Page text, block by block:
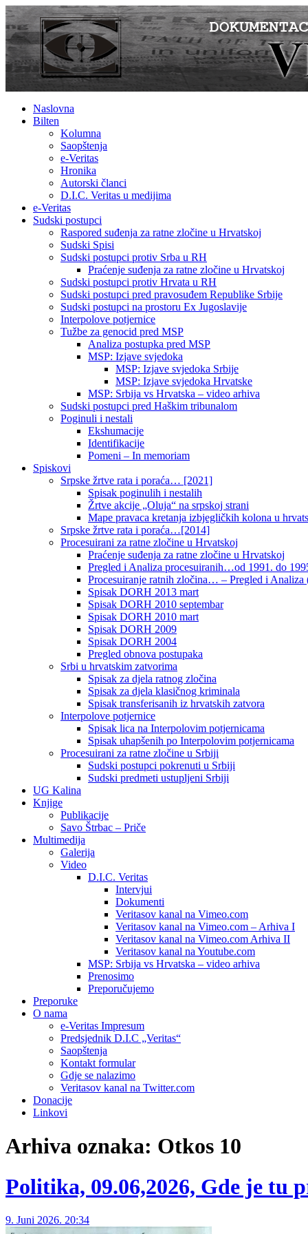
Naslovna
Bilten
Kolumna
Saopštenja
e-Veritas
Hronika
Autorski članci
D.I.C. Veritas u medijima
e-Veritas
Sudski postupci
Raspored suđenja za ratne zločine u Hrvatskoj
Sudski Spisi
Sudski postupci protiv Srba u RH
Praćenje suđenja za ratne zločine u Hrvatskoj
Sudski postupci protiv Hrvata u RH
Sudski postupci pred pravosuđem Republike Srbije
Sudski postupci na prostoru Ex Jugoslavije
Interpolove potjernice
Tužbe za genocid pred MSP
Analiza postupka pred MSP
MSP: Izjave svjedoka
MSP: Izjave svjedoka Srbije
MSP: Izjave svjedoka Hrvatske
MSP: Srbija vs Hrvatska – video arhiva
Sudski postupci pred Haškim tribunalom
Poginuli i nestali
Ekshumacije
Identifikacije
Pomeni – In memoriam
Spiskovi
Srpske žrtve rata i poraća… [2021]
Spisak poginulih i nestalih
Žrtve akcije „Oluja“ na srpskoj strani
Mape pravaca kretanja izbjegličkih kolona u
Srpske žrtve rata i poraća…[2014]
Procesuirani za ratne zločine u Hrvatskoj
Praćenje suđenja za ratne zločine u Hrvatskoj
Pregled i Analiza procesuiranih…od 1991. do
Procesuiranje ratnih zločina… – Pregled i Analiza
Spisak DORH 2013 mart
Spisak DORH 2010 septembar
Spisak DORH 2010 mart
Spisak DORH 2009
Spisak DORH 2004
Pregled obnova postupaka
Srbi u hrvatskim zatvorima
Spisak za djela ratnog zločina
Spisak za djela klasičnog kriminala
Spisak transferisanih iz hrvatskih zatvora
Interpolove potjernice
Spisak lica na Interpolovim potjernicama
Spisak uhapšenih po Interpolovim potjernicama
Procesuirani za ratne zločine u Srbiji
Sudski postupci pokrenuti u Srbiji
Sudski predmeti ustupljeni Srbiji
UG Kalina
Knjige
Publikacije
Savo Štrbac – Priče
Multimedija
Galerija
Video
D.I.C. Veritas
Intervjui
Dokumenti
Veritasov kanal na Vimeo.com
Veritasov kanal na Vimeo.com – Arhiva I
Veritasov kanal na Vimeo.com Arhiva II
Veritasov kanal na Youtube.com
MSP: Srbija vs Hrvatska – video arhiva
Prenosimo
Preporučujemo
Preporuke
O nama
e-Veritas Impresum
Predsjednik D.I.C „Veritas“
Saopštenja
Kontakt formular
Gdje se nalazimo
Veritasov kanal na Twitter.com
Donacije
Linkovi
Arhiva oznaka: Otkos 10
Politika, 09.06,2026, Gde je tu
9. Juni 2026. 20:34